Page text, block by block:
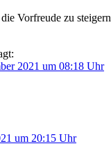
Vorfreude zu steigern
2021 um 08:18 Uhr
um 20:15 Uhr